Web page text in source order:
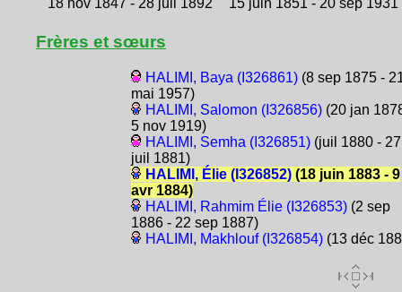
18 nov 1847 - 28 juil 1892
15 juin 1851 - 20 sep 1931
Frères et sœurs
HALIMI, Baya (I326861)(8 sep 1875 -
mai 1957)
HALIMI, Salomon (I326856)(20 jan
5 nov 1919)
HALIMI, Semha (I326851)(juil 1880 - 27
juil 1881)
HALIMI, Élie (I326852)(18 juin 1883 - 9
avr 1884)
HALIMI, Rahmim Élie (I326853)(2 sep
1886 - 22 sep 1887)
HALIMI, Makhlouf (I326854)(13 déc